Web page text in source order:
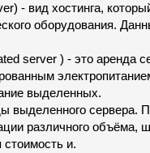
- вид хостинга,
оборудования.
server ) - это аренда
выделенных.
выделенного сервера.
различного объёма,
стоимость и.